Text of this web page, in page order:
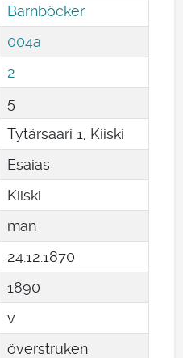
Barnböcker
004a
2
5
Tytärsaari 1, Kiiski
Esaias
Kiiski
man
24.121870
1890
v
överstruken